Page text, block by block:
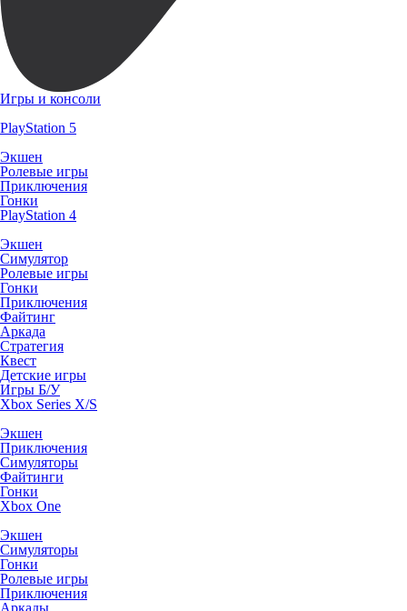
Игры и консоли
PlayStation 5
Экшен
Ролевые игры
Приключения
Гонки
PlayStation 4
Экшен
Симулятор
Ролевые игры
Гонки
Приключения
Файтинг
Аркада
Стратегия
Квест
Детские игры
Игры Б/У
Xbox Series X/S
Экшен
Приключения
Симуляторы
Файтинги
Гонки
Xbox One
Экшен
Симуляторы
Гонки
Ролевые игры
Приключения
Аркады